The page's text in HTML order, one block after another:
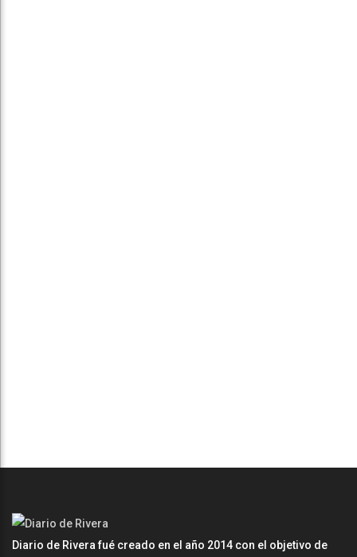
Diario de Rivera fué creado en el año 2014 con el objetivo de